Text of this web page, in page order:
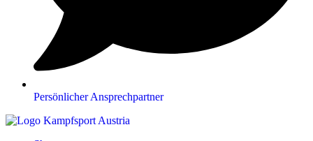
Persönlicher Ansprechpartner